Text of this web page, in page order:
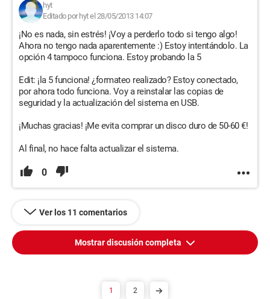
hyt
Editado por hyt el 28/05/2013 14:07
¡No es nada, sin estrés! ¡Voy a perderlo todo si tengo algo!
Ahora no tengo nada aparentemente :) Estoy intentándolo. La
opción 4 tampoco funciona. Estoy probando la 5
Edit: ¡la 5 funciona! ¿formateo realizado? Estoy conectado,
por ahora todo funciona. Voy a reinstalar las copias de
seguridad y la actualización del sistema en USB.
¡Muchas gracias! ¡Me evita comprar un disco duro de 50-60 €!
Al final, no hace falta actualizar el sistema.
0
Ver los 11 comentarios
Mostrar discusión completa
1 2